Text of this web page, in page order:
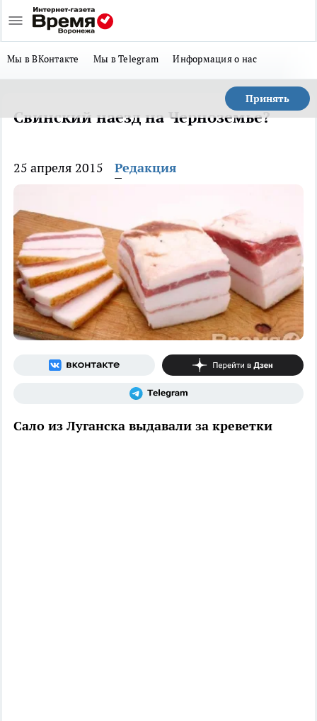
Мы в ВКонтакте Мы в Telegram Информация о нас
Принять
Свинский наезд на Черноземье?
25 апреля 2015 Редакция
Сало из Луганска выдавали за креветки